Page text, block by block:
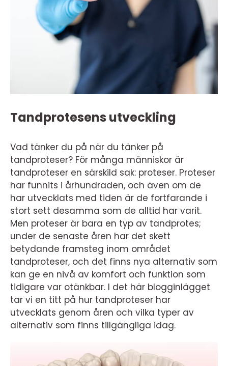
Tandprotesens utveckling
Vad tänker du på när du tänker på
tandproteser? För många människor är
tandproteser en särskild sak: proteser. Proteser
har funnits i århundraden, och även om de
har utvecklats med tiden är de fortfarande i
stort sett desamma som de alltid har varit.
Men proteser är bara en typ av tandprotes;
under de senaste åren har det skett
betydande framsteg inom området
tandproteser, och det finns nya alternativ som
kan ge en nivå av komfort och funktion som
tidigare var otänkbar. I det här blogginlägget
tar vi en titt på hur tandproteser har
utvecklats genom åren och vilka typer av
alternativ som finns tillgängliga idag.